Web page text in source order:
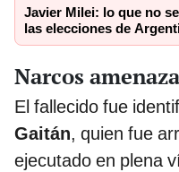
Javier Milei: lo que no
las elecciones de
Narcos
El fallecido fue
Gaitán, quien fue
ejecutado en plena